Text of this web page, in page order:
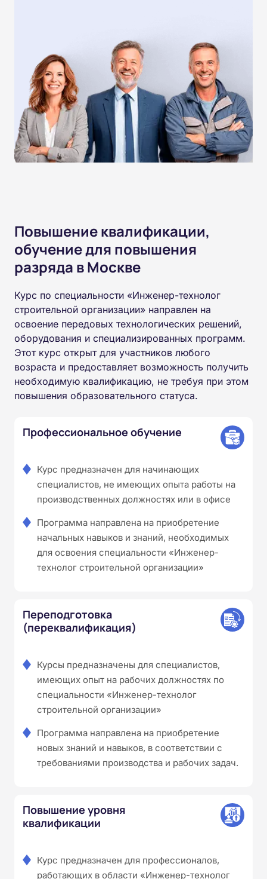
Повышение квалификации,
обучение для повышения
разряда в Москве
Курс по специальности «Инженер-технолог
строительной организации» направлен на
освоение передовых технологических решений,
оборудования и специализированных программ.
Этот курс открыт для участников любого
возраста и предоставляет возможность получить
необходимую квалификацию, не требуя при этом
повышения образовательного статуса.
Профессиональное обучение
Курс предназначен для начинающих
специалистов, не имеющих опыта работы на
производственных должностях или в офисе
Программа направлена на приобретение
начальных навыков и знаний, необходимых
для освоения специальности «Инженер-
технолог строительной организации»
Переподготовка
(переквалификация)
Курсы предназначены для специалистов,
имеющих опыт на рабочих должностях по
специальности «Инженер-технолог
строительной организации»
Программа направлена на приобретение
новых знаний и навыков, в соответствии с
требованиями производства и рабочих задач.
Повышение уровня
квалификации
Курс предназначен для профессионалов,
работающих в области «Инженер-технолог